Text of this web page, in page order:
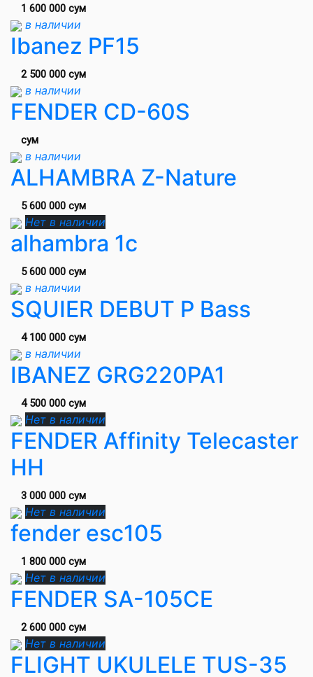
1 600 000 сум
в наличии
Ibanez PF15
2 500 000 сум
в наличии
FENDER CD-60S
сум
в наличии
ALHAMBRA Z-Nature
5 600 000 сум
Нет в наличии
alhambra 1c
5 600 000 сум
в наличии
SQUIER DEBUT P Bass
4 100 000 сум
в наличии
IBANEZ GRG220PA1
4 500 000 сум
Нет в наличии
FENDER Affinity Telecaster
HH
3 000 000 сум
Нет в наличии
fender esc105
1 800 000 сум
Нет в наличии
FENDER SA-105CE
2 600 000 сум
Нет в наличии
FLIGHT UKULELE TUS-35